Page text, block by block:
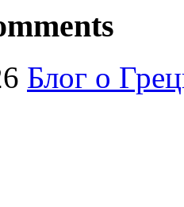
Блог о